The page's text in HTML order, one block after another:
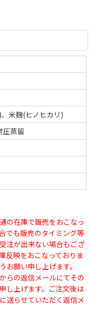
米麹(ヒノヒカリ)
圧蒸留
の在庫で販売をおこなっ
でも販売のタイミング等
注が出来ない場合もござ
反映をおこなっておりま
願い申し上げます。
らの返信メールにてその
し上げます。ご注文後は
送らせていただく返信メ